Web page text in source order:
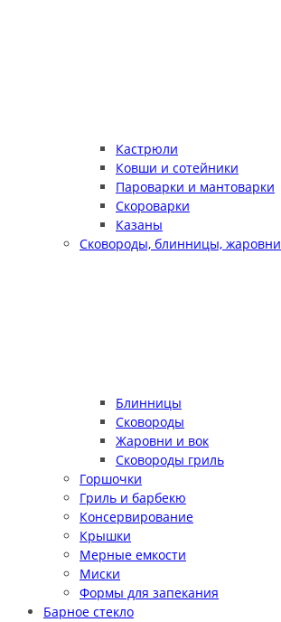
Кастрюли
Ковши и сотейники
Пароварки и мантоварки
Скороварки
Казаны
Сковороды, блинницы, жаровни
Блинницы
Сковороды
Жаровни и вок
Сковороды гриль
Горшочки
Гриль и барбекю
Консервирование
Крышки
Мерные емкости
Миски
Формы для запекания
Барное стекло